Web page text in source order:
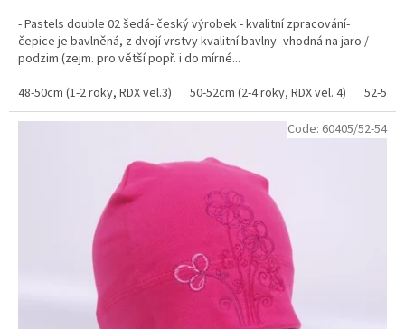
- Pastels double 02 šedá- český výrobek - kvalitní zpracování-
čepice je bavlněná, z dvojí vrstvy kvalitní bavlny- vhodná na jaro /
podzim (zejm. pro větší popř. i do mírné...
48-50cm (1-2 roky, RDX vel.3)
50-52cm (2-4 roky, RDX vel. 4) 52-
Code: 60405/52-54